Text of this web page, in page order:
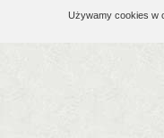
Używamy cookies w